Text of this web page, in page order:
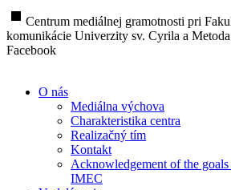
stop Centrum mediálnej gramotnosti pri
komunikácie Univerzity sv. Cyrila a
Facebook
O nás
Mediálna výchova
Charakteristika centra
Realizačný tím
Kontakt
Acknowledgement of the
IMEC